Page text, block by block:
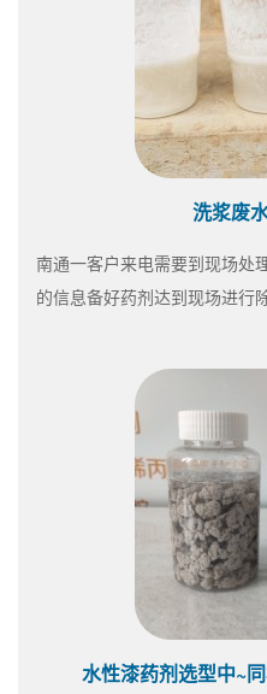
洗浆废
南通一客户来电需要到现场处
的信息备好药剂达到现场进行
水性漆药剂选型中~